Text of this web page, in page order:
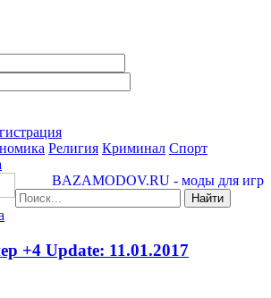
Религия Криминал Спорт
BAZAMODOV.RU - моды для игр
Найти
+4 Update: 11.01.2017